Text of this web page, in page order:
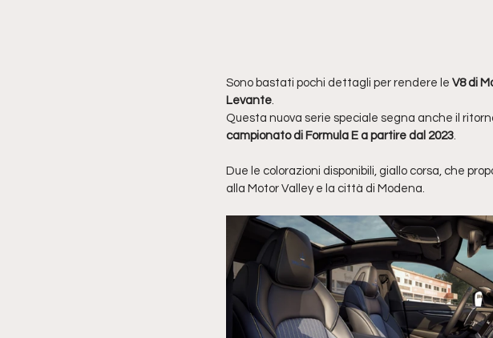
Sono bastati pochi dettagli per rendere le V8 di
Levante
Questa nuova serie speciale segna anche il
campionato di Formula E a partire dal 2023
Due le colorazioni disponibili, giallo corsa, che
alla Motor Valley e la città di Modena.